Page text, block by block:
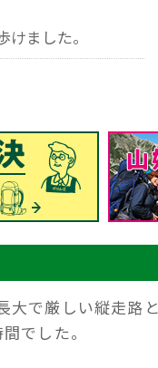
ました。
大で厳しい縦走路
でした。